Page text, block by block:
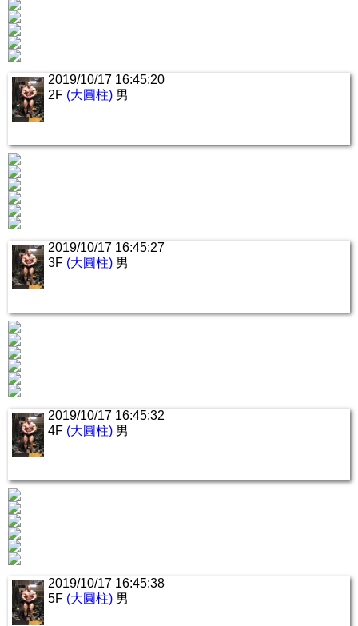
2019/10/17 16:45:20
2F (大圓柱) 男
2019/10/17 16:45:27
3F (大圓柱) 男
2019/10/17 16:45:32
4F (大圓柱) 男
2019/10/17 16:45:38
5F (大圓柱) 男